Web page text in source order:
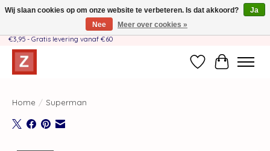
Handgemaakt door moeder-dochterteam❤️ - Verzendkosten BE & NL SLECHTS
€3,95 - Gratis levering vanaf €60
Verlanglijst
Home / Superman
Wij slaan cookies op om onze website te verbeteren. Is dat akkoord?
Ja
Nee
Meer over cookies »